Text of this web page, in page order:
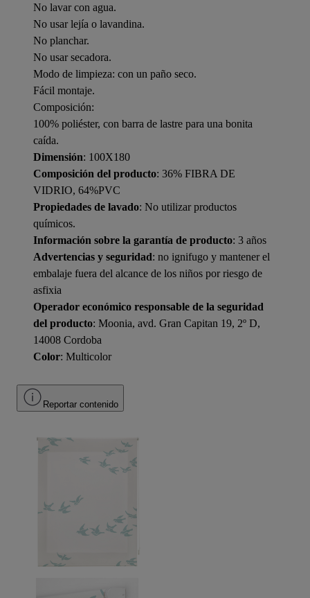
No lavar con agua.
No usar lejía o lavandina.
No planchar.
No usar secadora.
Modo de limpieza: con un paño seco.
Fácil montaje.
Composición:
100% poliéster, con barra de lastre para una bonita
caída.
Dimensión: 100X180
Composición del producto: 36% FIBRA DE
VIDRIO, 64%PVC
Propiedades de lavado: No utilizar productos
químicos.
Información sobre la garantía de producto: 3 años
Advertencias y seguridad: no ignifugo y mantener el
embalaje fuera del alcance de los niños por riesgo de
asfixia
Operador económico responsable de la seguridad
del producto: Moonia, avd. Gran Capitan 19, 2º D,
14008 Cordoba
Color: Multicolor
Reportar contenido